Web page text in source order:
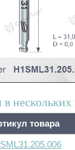
нескольких
товара